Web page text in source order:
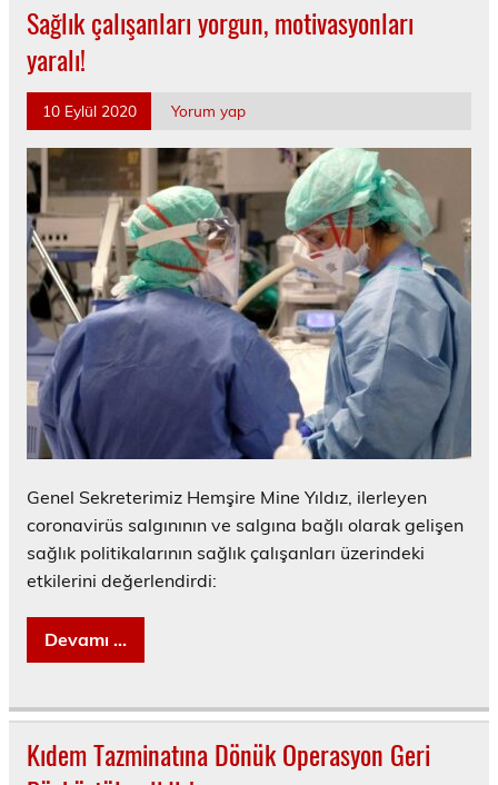
Sağlık çalışanları yorgun, motivasyonları
yaralı!
10 Eylül 2020 Yorum yap
Genel Sekreterimiz Hemşire Mine Yıldız, ilerleyen
coronavirüs salgınının ve salgına bağlı olarak gelişen
sağlık politikalarının sağlık çalışanları üzerindeki
etkilerini değerlendirdi:
Devamı ...
Kıdem Tazminatına Dönük Operasyon Geri